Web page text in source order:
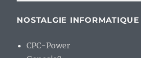
NOSTALGIE INFORMATIQUE
CPC-Power